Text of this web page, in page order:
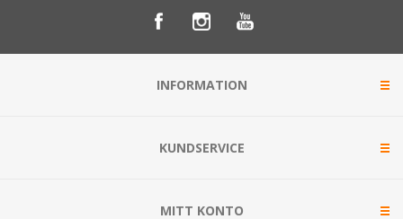
INFORMATION
KUNDSERVICE
MITT KONTO